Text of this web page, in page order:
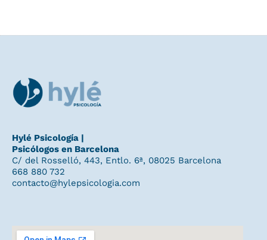
Hylé Psicología |
Psicólogos en Barcelona
C/ del Rosselló, 443, Entlo. 6ª, 08025 Barcelona
668 880 732
contacto@hylepsicologia.com